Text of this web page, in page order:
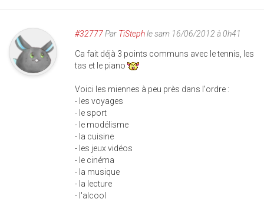
#32777Par TiStephle sam 16/06/2012 à 0h41
Ca fait déjà 3 points communs avec le tennis, les
tas et le piano
Voici les miennes à peu près dans l'ordre :
- les voyages
- le sport
- le modélisme
- la cuisine
- les jeux vidéos
- le cinéma
- la musique
- la lecture
- l'alcool